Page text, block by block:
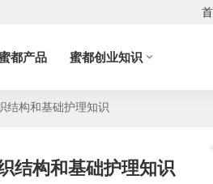
都产品 蜜都创业知识
结构和基础护理知识
结构和基础护理知识